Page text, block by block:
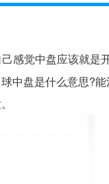
感觉中盘应该就是
中盘是什么意思?